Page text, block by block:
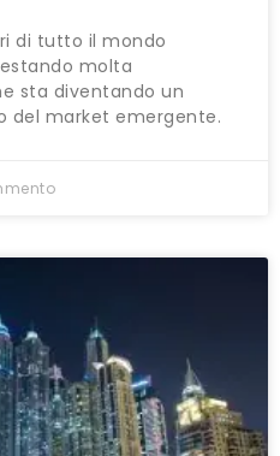
di tutto il mondo
molta
sta diventando un
del market emergente.